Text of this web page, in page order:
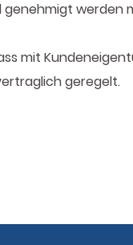
werden
mit
geregelt.